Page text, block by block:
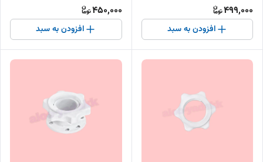
499,000
افزودن به سبد
450,000
افزودن به سبد